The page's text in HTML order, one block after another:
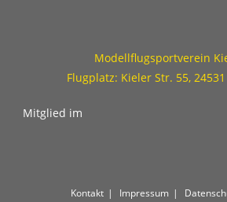
Modellflugsportverein
Flugplatz: Kieler Str. 55,
Mitglied im
Kontakt Impressum